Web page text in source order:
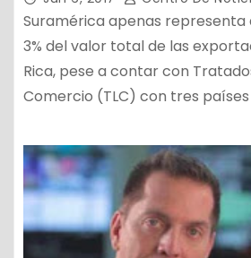
Suramérica apenas representa
3% del valor total de las
Rica, pese a contar con
Comercio (TLC) con tres países